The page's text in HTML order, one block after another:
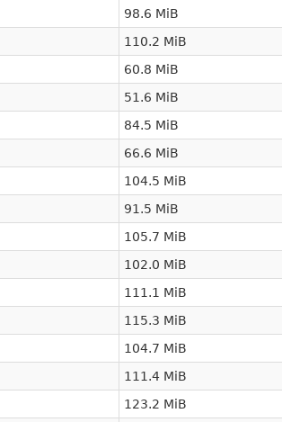
98.6 MiB
110.2 MiB
60.8 MiB
51.6 MiB
84.5 MiB
66.6 MiB
104.5 MiB
91.5 MiB
105.7 MiB
102.0 MiB
111.1 MiB
115.3 MiB
104.7 MiB
111.4 MiB
123.2 MiB